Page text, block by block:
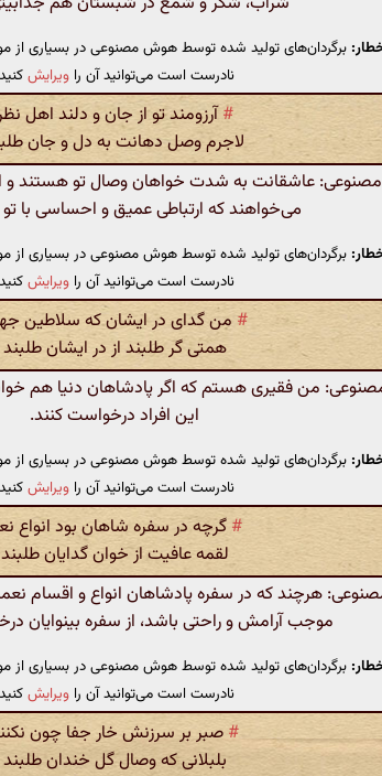
برگردان‌های تولید شده توسط هوش مصنوعی در بسیاری از
نادرست است می‌توانید آن را ویرایش
#آرزومند تو از جان و دلند اهل
لاجرم وصل دهانت به دل و جان
عاشقانت به شدت خواهان وصال تو هستند
می‌خواهند که ارتباطی عمیق و احساسی با تو
برگردان‌های تولید شده توسط هوش مصنوعی در بسیاری از
نادرست است می‌توانید آن را ویرایش
# من گدای در ایشان که سلاطین
همتی گر طلبند از در ایشان طلبند
من فقیری هستم که اگر پادشاهان دنیا هم
این افراد درخواست کنند.
برگردان‌های تولید شده توسط هوش مصنوعی در بسیاری از
نادرست است می‌توانید آن را ویرایش
#گرچه در سفره شاهان بود انواع
لقمه عافیت از خوان گدایان طلبند
هرچند که در سفره پادشاهان انواع و اقسام
موجب آرامش و راحتی باشد، از سفره بینوایان
برگردان‌های تولید شده توسط هوش مصنوعی در بسیاری از
نادرست است می‌توانید آن را ویرایش
#صبر بر سرزنش خار جفا چون
بلبلانی که وصال گل خندان طلبند